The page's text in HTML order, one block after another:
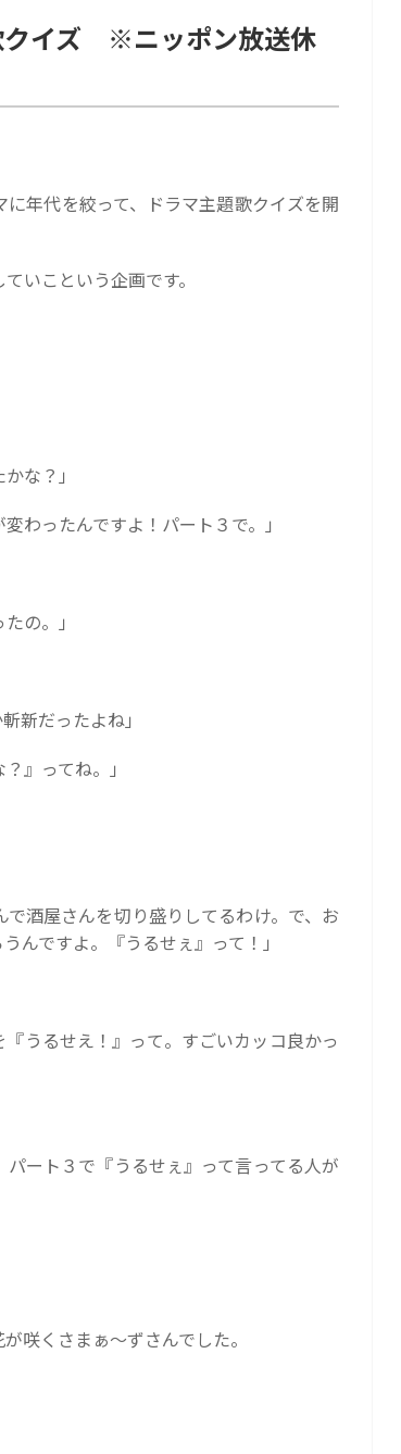
クイズ ※ニッポン放送休
年代を絞って、ドラマ主題歌クイズを開
いこという企画です。
な？」
わったんですよ！パート３で。」
の。」
新だったよね」
』ってね。」
酒屋さんを切り盛りしてるわけ。で、お
んですよ。『うるせぇ』って！」
うるせえ！』って。すごいカッコ良かっ
ート３で『うるせぇ』って言ってる人が
咲くさまぁ〜ずさんでした。